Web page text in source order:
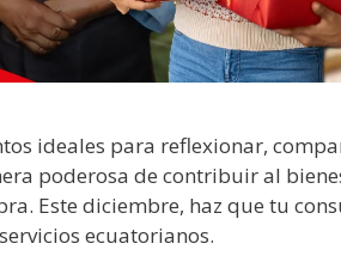
ideales para reflexionar,
poderosa de contribuir al
Este diciembre, haz que tu
ecuatorianos.